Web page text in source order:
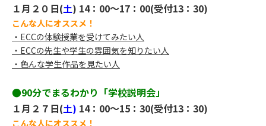
１月２０日(土) 14：00～17：00(受付13：30)
こんな人にオススメ！
・ECCの体験授業を受けてみたい人
・ECCの先生や学生の雰囲気を知りたい人
・色んな学生作品を見たい人
●90分でまるわかり「学校説明会」
１月２７日(土) 14：00～15：30(受付13：30)
こんな人にオススメ！